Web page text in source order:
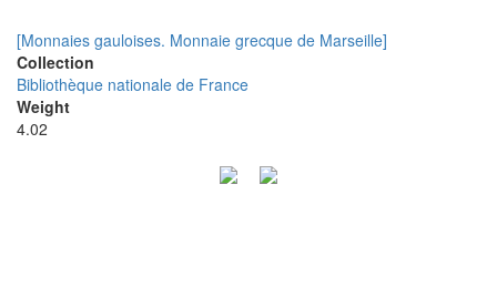
[Monnaies gauloises. Monnaie grecque de Marseille]
Collection
Bibliothèque nationale de France
Weight
4.02